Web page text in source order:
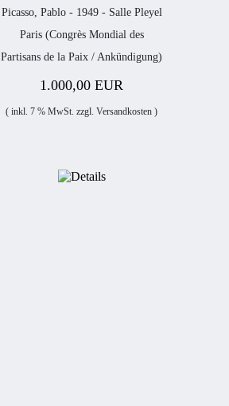
Picasso, Pablo - 1949 - Salle Pleyel
Paris (Congrès Mondial des
Partisans de la Paix / Ankündigung)
1.000,00 EUR
( inkl. 7 % MwSt. zzgl.Versandkosten )